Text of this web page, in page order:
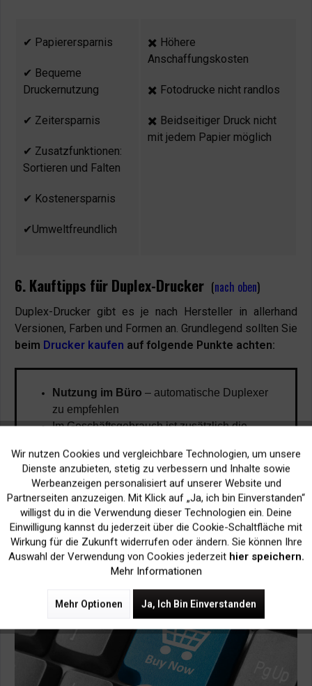
✔ Papierersparnis
✔ Bequeme
Druckernutzung
✔ Zeitersparnis
✔ Zusatzfunktionen:
Sortieren und Falten
✔ Kostenersparnis
✔Umweltfreundlich
✖️ Höhere
Anschaffungskosten
✖️ Fotodrucke nicht randlos
✖️ Beidseitiger Druck nicht
mit jedem Papier möglich
6. Kauftipps für Duplex-Drucker (nach oben)
Duplex-Drucker gibt es je nach Hersteller in allerhand
Versionen, Farben und Formen an. Grundlegend sollten Sie
beim Drucker kaufen auf folgende Punkte achten:
Nutzung im Büro – automatische Duplexer
zu empfehlen
Im Geschäftsgebrauch ist zusätzlich die
empfehlen
Nutzung im Privatbereich – bei geringem
beidseitigem Druckaufkommen ist manueller
Duplex-Drucker ausreichend
Für Fotografen – Duplex-Drucker nur mit
Randausgabe möglich
Funktionale Aktiv
Marketing Inaktiv
Tracking Inaktiv
Wir nutzen Cookies und vergleichbare Technologien, um unsere
Dienste anzubieten, stetig zu verbessern und Inhalte sowie
Werbeanzeigen personalisiert auf unserer Website und
Partnerseiten anzuzeigen. Mit Klick auf „Ja, ich bin Einverstanden“
willigst du in die Verwendung dieser Technologien ein. Deine
Einwilligung kannst du jederzeit über die Cookie-Schaltfläche mit
Wirkung für die Zukunft widerrufen oder ändern. Sie können Ihre
Auswahl der Verwendung von Cookies jederzeit hier speichern.
Mehr Informationen
Mehr Optionen Ja, Ich Bin Einverstanden